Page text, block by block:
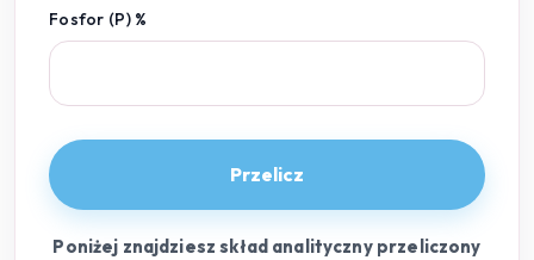
Fosfor (P) %
Przelicz
Poniżej znajdziesz skład analityczny przeliczony